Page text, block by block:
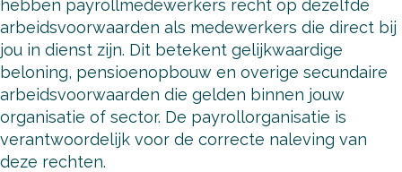
hebben payrollmedewerkers recht op dezelfde
arbeidsvoorwaarden als medewerkers die direct bij
jou in dienst zijn. Dit betekent gelijkwaardige
beloning, pensioenopbouw en overige secundaire
arbeidsvoorwaarden die gelden binnen jouw
organisatie of sector. De payrollorganisatie is
verantwoordelijk voor de correcte naleving van
deze rechten.